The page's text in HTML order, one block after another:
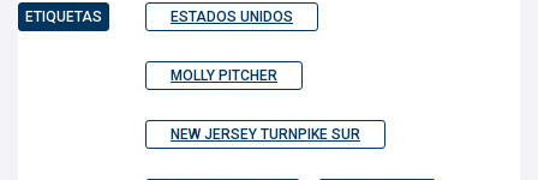
ETIQUETAS ESTADOS UNIDOS
MOLLY PITCHER
NEW JERSEY TURNPIKE SUR